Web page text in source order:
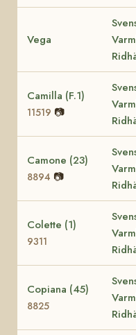
Vega
Camilla (F.1)
11519 📷
Camone (23)
8894 📷
Colette (1)
9311
Copiana (45)
8825